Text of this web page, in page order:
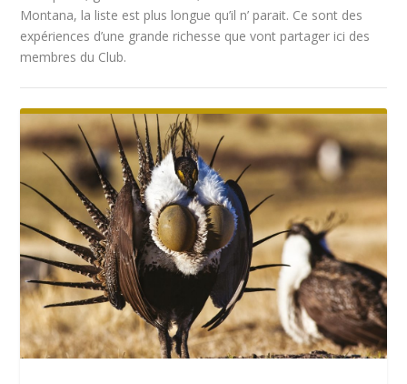
Montana, la liste est plus longue qu’il n’ parait. Ce sont des
expériences d’une grande richesse que vont partager ici des
membres du Club.